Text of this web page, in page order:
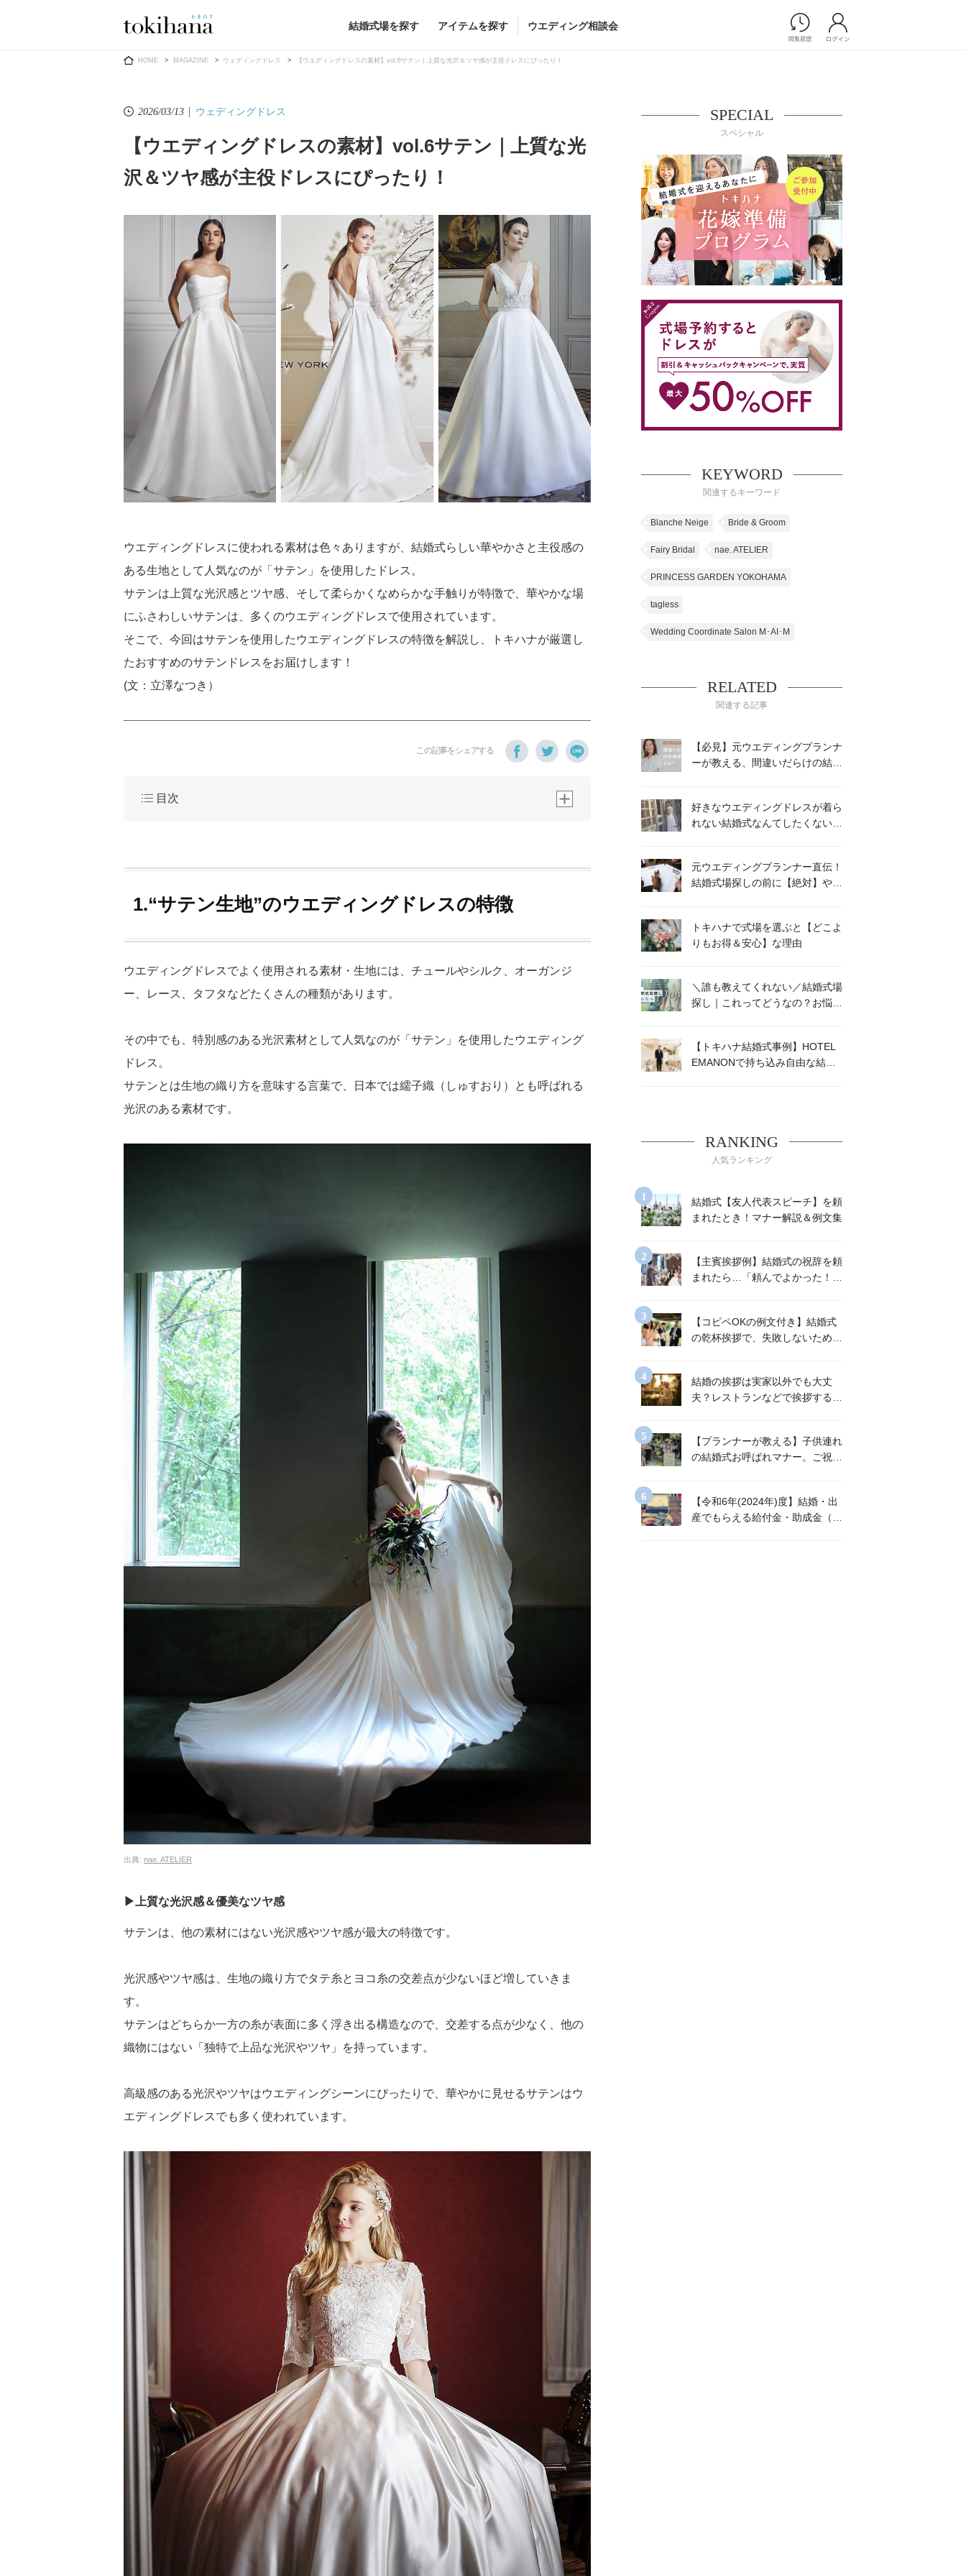
結婚式場を探す アイテムを探す
Ring
婚約指輪
結婚指輪
Dress
ウエディングドレス （メーカー直
（メーカー直送）
和装
メンズ
メンズ （メーカー直送）
小物
すべてのアイテム
ドレスショップ一覧
Flower
会場装花
フラワーショップ一覧
ヘア&メイクショップ一覧
ブライダルエステショップ一覧
フォトウエディング/前撮りショ
ップ一覧
スナップ写真ショップ一覧
Movie
演出映像
ムービーショップ一覧
ウエディング相談会
HOME MAGAZINE ウェディングドレス 【ウエディングドレスの素材】vol.6サテン｜上質な光沢＆ツヤ感が主役ドレスにぴったり！
2026/03/13 ウェディングドレス
【ウエディングドレスの素材】vol.6サテン｜上質な光
沢＆ツヤ感が主役ドレスにぴったり！
ウエディングドレスに使われる素材は色々ありますが、結婚式らしい華やかさと主役感の
ある生地として人気なのが「サテン」を使用したドレス。
サテンは上質な光沢感とツヤ感、そして柔らかくなめらかな手触りが特徴で、華やかな場
にふさわしいサテンは、多くのウエディングドレスで使用されています。
そこで、今回はサテンを使用したウエディングドレスの特徴を解説し、トキハナが厳選し
たおすすめのサテンドレスをお届けします！
(文：立澤なつき）
この記事をシェアする
目次
1.“サテン生地”のウエディングドレスの特徴
ウエディングドレスでよく使用される素材・生地には、チュールやシルク、オーガンジ
ー、レース、タフタなどたくさんの種類があります。
その中でも、特別感のある光沢素材として人気なのが「サテン」を使用したウエディング
ドレス。
サテンとは生地の織り方を意味する言葉で、日本では繻子織（しゅすおり）とも呼ばれる
光沢のある素材です。
出典: nae. ATELIER
▶︎上質な光沢感＆優美なツヤ感
サテンは、他の素材にはない光沢感やツヤ感が最大の特徴です。
光沢感やツヤ感は、生地の織り方でタテ糸とヨコ糸の交差点が少ないほど増していきま
す。
サテンはどちらか一方の糸が表面に多く浮き出る構造なので、交差する点が少なく、他の
織物にはない「独特で上品な光沢やツヤ」を持っています。
高級感のある光沢やツヤはウエディングシーンにぴったりで、華やかに見せるサテンはウ
エディングドレスでも多く使われています。
SPECIAL
スペシャル
KEYWORD
関連するキーワード
Blanche Neige Bride & Groom
Fairy Bridal nae. ATELIER
PRINCESS GARDEN YOKOHAMA
tagless
Wedding Coordinate Salon M･AI･M
RELATED
関連する記事
【必見】元ウエディングプランナ
ーが教える、間違いだらけの結婚
好きなウエディングドレスが着ら
れない結婚式なんてしたくない！
元ウエディングプランナー直伝！
結婚式場探しの前に【絶対】やる
トキハナで式場を選ぶと【どこよ
りもお得＆安心】な理由
＼誰も教えてくれない／結婚式場
探し｜これってどうなの？お悩み
【トキハナ結婚式事例】HOTEL
EMANONで持ち込み自由な結婚
RANKING
人気ランキング
結婚式【友人代表スピーチ】を頼
まれたとき！マナー解説＆例文集
【主賓挨拶例】結婚式の祝辞を頼
まれたら…「頼んでよかった！」
【コピペOKの例文付き】結婚式
の乾杯挨拶で、失敗しないために
結婚の挨拶は実家以外でも大丈
夫？レストランなどで挨拶する場
【プランナーが教える】子供連れ
の結婚式お呼ばれマナー。ご祝儀
【令和6年(2024年)度】結婚・出
産でもらえる給付金・助成金（東